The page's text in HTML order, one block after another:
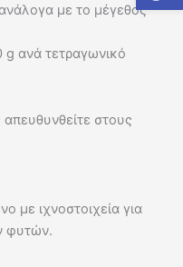
με το μέγεθος
ανά τετραγωνικό
απευθυνθείτε στους
με ιχνοστοιχεία για
φυτών.